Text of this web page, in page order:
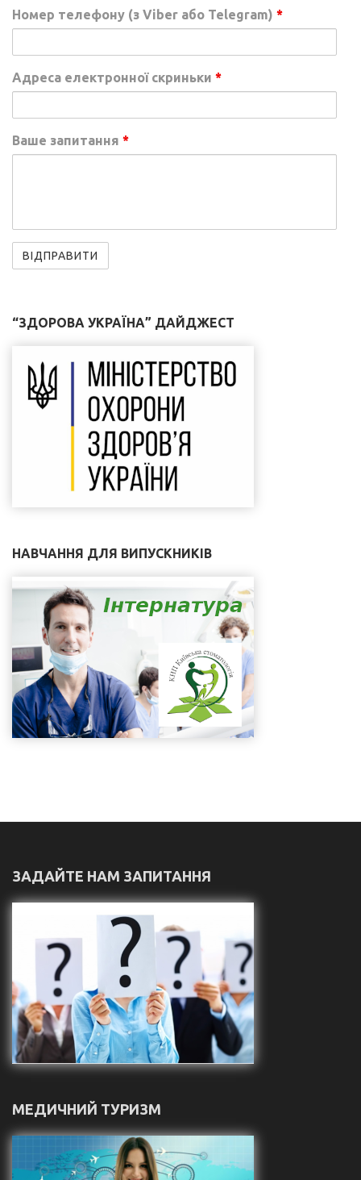
Номер телефону (з Viber або Telegram) *
Адреса електронної скриньки *
Ваше запитання *
“ЗДОРОВА УКРАЇНА” ДАЙДЖЕСТ
НАВЧАННЯ ДЛЯ ВИПУСКНИКІВ
ЗАДАЙТЕ НАМ ЗАПИТАННЯ
МЕДИЧНИЙ ТУРИЗМ